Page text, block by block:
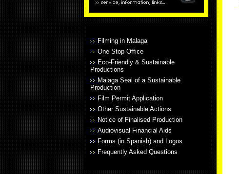
Filming in Malaga
One Stop Office
Eco-Friendly & Sustainable
Productions
Malaga Seal of a Sustainable
Production
Film Permit Application
Other Sustainable Actions
Notice of Finalised Production
Audiovisual Financial Aids
Forms (in Spanish) and Logos
Frequently Asked Questions